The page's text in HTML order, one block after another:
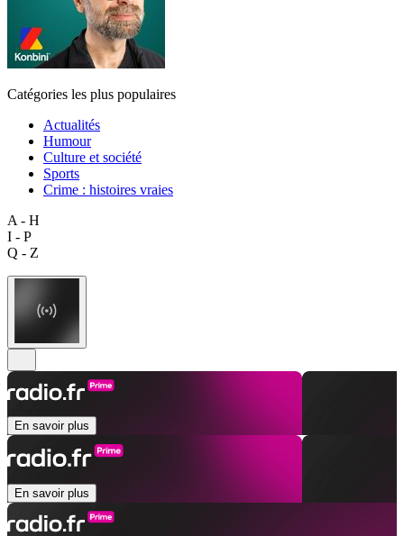
Catégories les plus populaires
Actualités
Humour
Culture et société
Sports
Crime : histoires vraies
A - H
I - P
Q - Z
En savoir plus
En savoir plus